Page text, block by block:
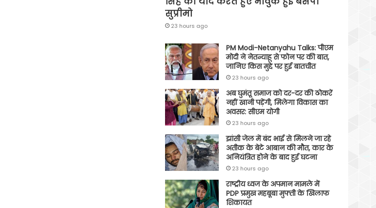
सुप्रीमो
23 hours ago
PM Modi-Netanyahu Talks: पीएम
मोदी ने नेतन्याहू से फोन पर की बात,
जानिए किस मुद्दे पर हुई बातचीत
23 hours ago
अब घुमंतू समाज को दर-दर की ठोकरें
नहीं खानी पड़ेंगी, मिलेगा विकास का
अवसर: सीएम योगी
23 hours ago
झांसी जेल में बंद भाई से मिलने जा रहे
अतीक के बेटे आबान की मौत, कार के
अनियंत्रित होने के बाद हुई घटना
23 hours ago
राष्ट्रीय ध्वज के अपमान मामले में
PDP प्रमुख महबूबा मुफ्ती के खिलाफ
शिकायत